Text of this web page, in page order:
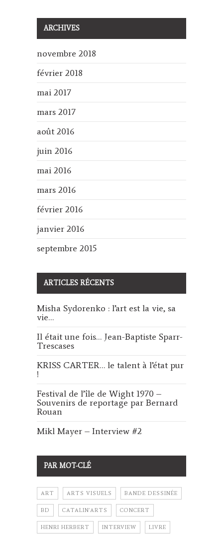
ARCHIVES
novembre 2018
février 2018
mai 2017
mars 2017
août 2016
juin 2016
mai 2016
mars 2016
février 2016
janvier 2016
septembre 2015
ARTICLES RÉCENTS
Misha Sydorenko : l’art est la vie, sa
vie…
Il était une fois… Jean-Baptiste Sparr-
Trescases
KRISS CARTER… le talent à l’état pur
!
Festival de l’île de Wight 1970 –
Souvenirs de reportage par Bernard
Rouan
Mikl Mayer – Interview #2
PAR MOT-CLÉ
ART ARTS VISUELS BANDE DESSINÉE
BD CATALIN'ARTS CONCERT
HENRI HERBERT INTERVIEW LIVRE